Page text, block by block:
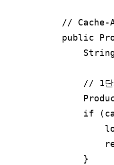
// Cache-
public
// 1단
if
        }